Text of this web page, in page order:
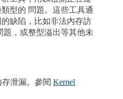
型的 問題。這些工具通
缺陷，比如非法內存訪
題，或整型溢出等其他未
存泄漏。參閱 Kernel